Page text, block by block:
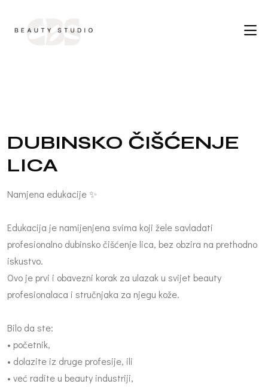
DUBINSKO ČIŠĆENJE
LICA
Namjena edukacije ✨
Edukacija je namijenjena svima koji žele savladati
profesionalno dubinsko čišćenje lica, bez obzira na prethodno
iskustvo.
Ovo je prvi i obavezni korak za ulazak u svijet beauty
profesionalaca i stručnjaka za njegu kože.
Bilo da ste:
• početnik,
• dolazite iz druge profesije, ili
• već radite u beauty industriji,